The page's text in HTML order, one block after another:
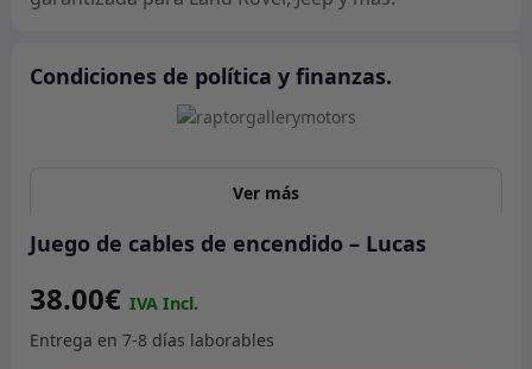
Condiciones de política y finanzas.
Ver más
Juego de cables de encendido – Lucas
38.00€